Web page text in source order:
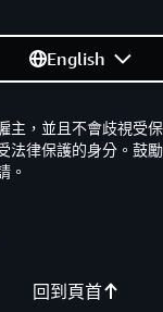
English
回到頁首
主，並且不會歧視受
法律保護的身分。鼓
。